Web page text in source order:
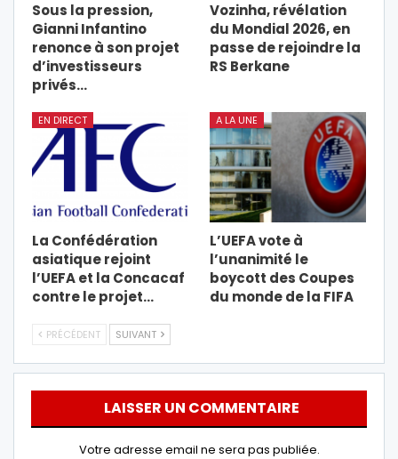
Sous la pression,
Gianni Infantino
renonce à son projet
d’investisseurs
privés…
Vozinha, révélation
du Mondial 2026, en
passe de rejoindre la
RS Berkane
EN DIRECT
La Confédération
asiatique rejoint
l’UEFA et la Concacaf
contre le projet…
A LA UNE
L’UEFA vote à
l’unanimité le
boycott des Coupes
du monde de la FIFA
PRÉCÉDENT SUIVANT
LAISSER UN COMMENTAIRE
Votre adresse email ne sera pas publiée.